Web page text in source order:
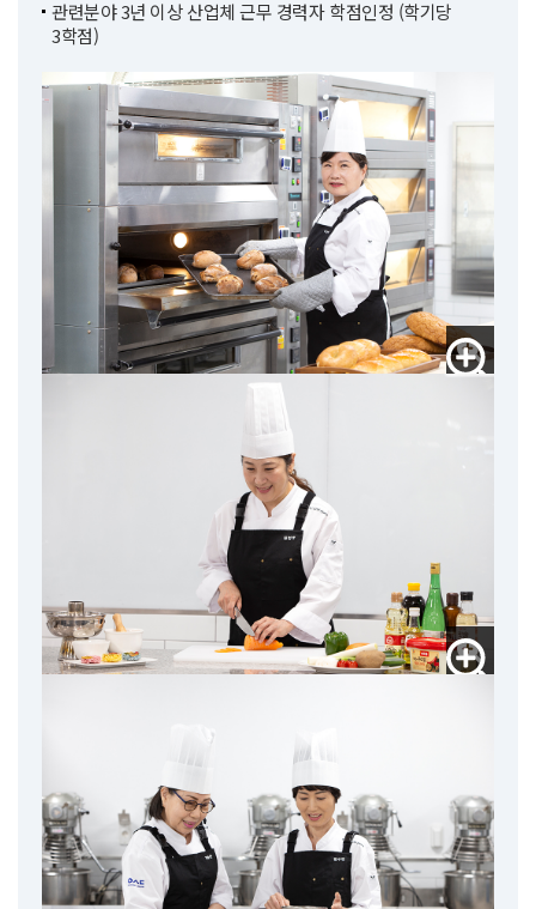
관련분야 3년 이상 산업체 근무 경력자 학점인정 (학기당
3학점)